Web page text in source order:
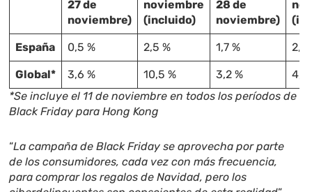
27 de
noviembre)
noviembre
(incluido)
28 de
noviembre)
España 0,5 % 2,5 % 1,7 % 2,1
Global* 3,6 % 10,5 % 3,2 %
4,9
*Se incluye el 11 de noviembre en todos los períodos de
Black Friday para Hong Kong
“La campaña de Black Friday se aprovecha por parte
de los consumidores, cada vez con más frecuencia,
para comprar los regalos de Navidad, pero los